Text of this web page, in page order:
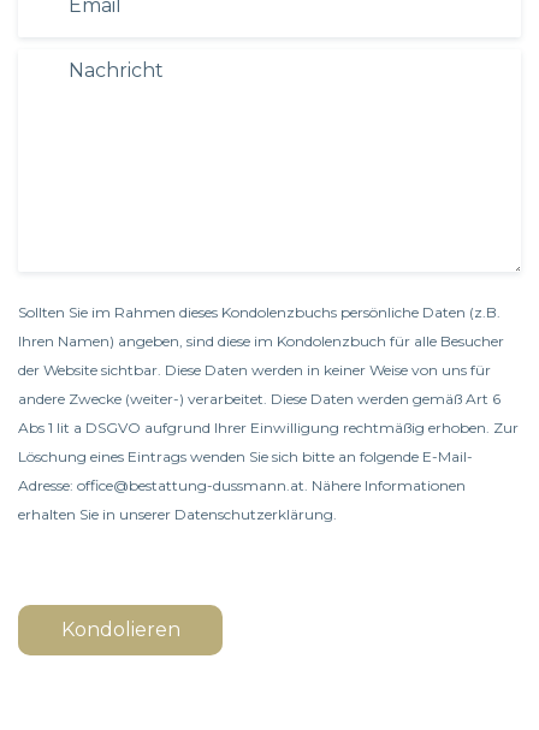
Sollten Sie im Rahmen dieses Kondolenzbuchs persönliche Daten (z.B.
Ihren Namen) angeben, sind diese im Kondolenzbuch für alle Besucher
der Website sichtbar. Diese Daten werden in keiner Weise von uns für
andere Zwecke (weiter-) verarbeitet. Diese Daten werden gemäß Art 6
Abs 1 lit a DSGVO aufgrund Ihrer Einwilligung rechtmäßig erhoben. Zur
Löschung eines Eintrags wenden Sie sich bitte an folgende E-Mail-
Adresse: office@bestattung-dussmann.at. Nähere Informationen
erhalten Sie in unserer Datenschutzerklärung.
Kondolieren